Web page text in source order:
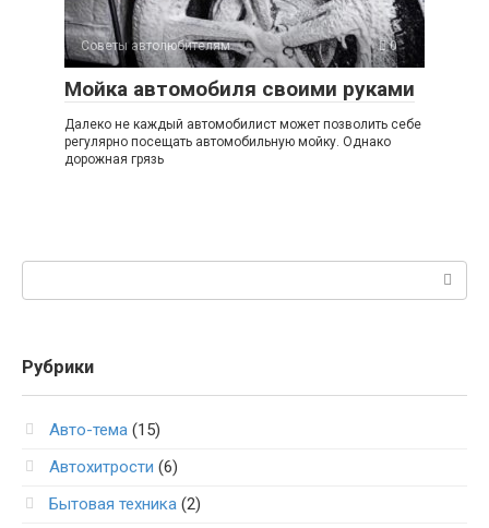
Советы автолюбителям 0
Мойка автомобиля своими руками
Далеко не каждый автомобилист может позволить себе
регулярно посещать автомобильную мойку. Однако
дорожная грязь
Рубрики
Авто-тема (15)
Автохитрости (6)
Бытовая техника (2)